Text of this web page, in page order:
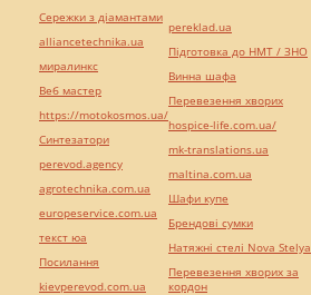
Сережки з діамантами
alliancetechnika.ua
миралинкс
Веб мастер
https://motokosmos.ua/
Синтезатори
perevod.agency
agrotechnika.com.ua
europeservice.com.ua
текст юа
Посилання
kievperevod.com.ua
pereklad.ua
Підготовка до НМТ / ЗНО
Винна шафа
Перевезення хворих
hospice-life.com.ua/
mk-translations.ua
maltina.com.ua
Шафи купе
Брендові сумки
Натяжні стелі Nova Stelya
Перевезення хворих за
кордон